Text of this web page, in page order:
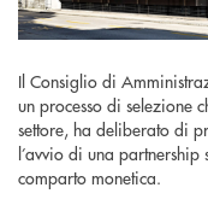
Il Consiglio di
un processo di selezione
settore, ha deliberato di
l’avvio di una
comparto monetica.